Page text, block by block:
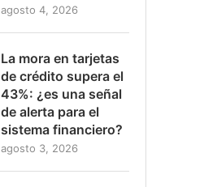
agosto 4, 2026
La mora en tarjetas
de crédito supera el
43%: ¿es una señal
de alerta para el
sistema financiero?
agosto 3, 2026